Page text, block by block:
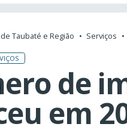
Taubaté e Região Serviços
de
em